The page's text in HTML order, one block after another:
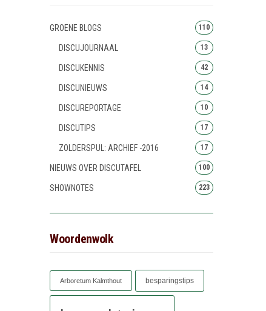
GROENE BLOGS 110
DISCUJOURNAAL 13
DISCUKENNIS 42
DISCUNIEUWS 14
DISCUREPORTAGE 10
DISCUTIPS 17
ZOLDERSPUL: ARCHIEF -2016 17
NIEUWS OVER DISCUTAFEL 100
SHOWNOTES 223
Woordenwolk
Arboretum Kalmthout besparingstips